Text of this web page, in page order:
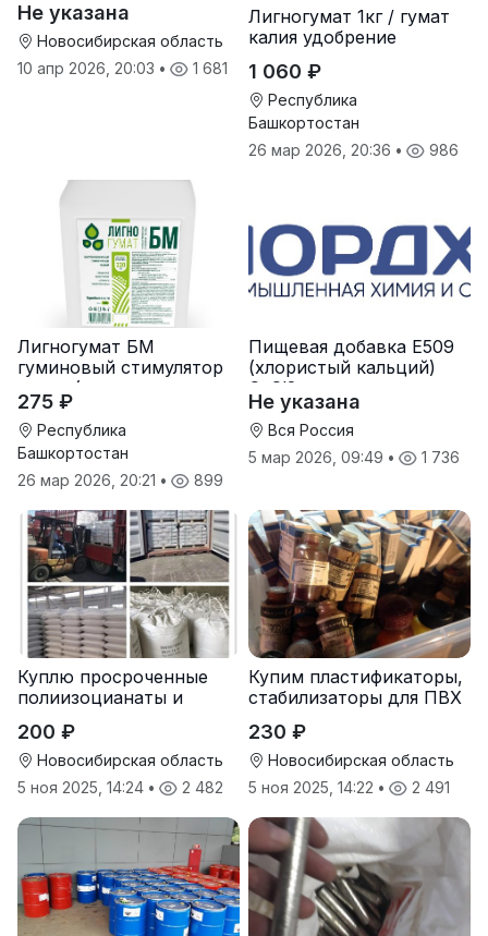
Не указана
Новосибирская область
10 апр 2026, 20:03 • 1 681
Лигногумат 1кг / гумат
калия удобрение
1 060 ₽
Республика
Башкортостан
26 мар 2026, 20:36 • 986
Лигногумат БМ
гуминовый стимулятор
роста (гумат калия с
фульвовыми кислотами)
275 ₽
Республика
Башкортостан
26 мар 2026, 20:21 • 899
Пищевая добавка Е509
(хлористый кальций)
CaCl2
Не указана
Вся Россия
5 мар 2026, 09:49 • 1 736
Куплю просроченные
полиизоцианаты и
200 ₽
Новосибирская область
5 ноя 2025, 14:24 • 2 482
Купим пластификаторы,
стабилизаторы для ПВХ
230 ₽
Новосибирская область
5 ноя 2025, 14:22 • 2 491